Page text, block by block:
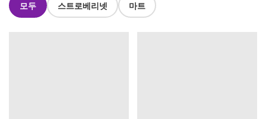
모두 스트로베리넷 마트